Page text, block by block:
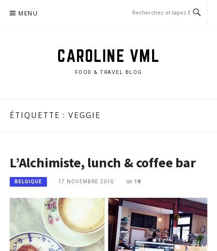
MENU
CAROLINE VML
FOOD & TRAVEL BLOG
ÉTIQUETTE : VEGGIE
L’Alchimiste, lunch & coffee bar
BELGIQUE 17 NOVEMBRE 2016 18